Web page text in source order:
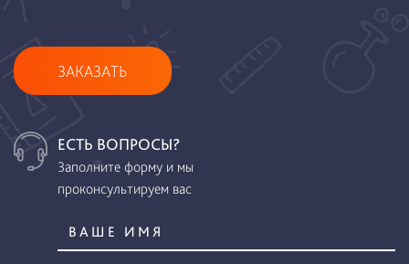
ЗАКАЗАТЬ
ЕСТЬ ВОПРОСЫ?
Заполните форму и мы
проконсультируем вас